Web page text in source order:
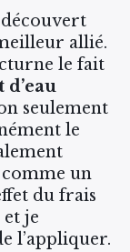
découvert
allié.
le fait
d’eau
seulement
le
un
du frais
je
l’appliquer.